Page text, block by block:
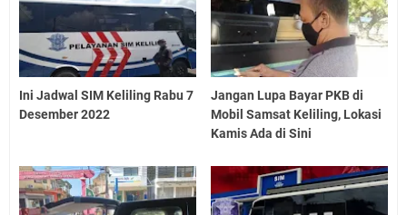
Ini Jadwal SIM Keliling Rabu 7
Desember 2022
Jangan Lupa Bayar PKB di
Mobil Samsat Keliling, Lokasi
Kamis Ada di Sini